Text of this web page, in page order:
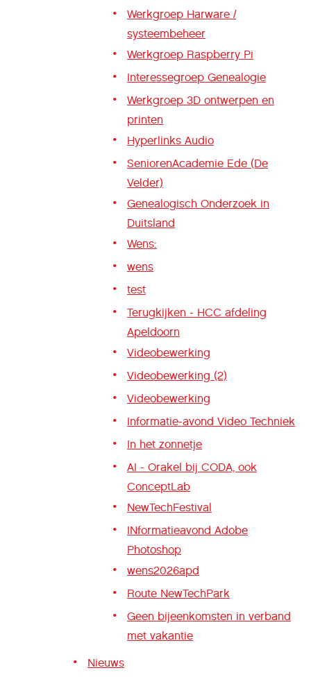
Werkgroep Harware /
systeembeheer
Werkgroep Raspberry Pi
Interessegroep Genealogie
Werkgroep 3D ontwerpen en
printen
Hyperlinks Audio
SeniorenAcademie Ede (De
Velder)
Genealogisch Onderzoek in
Duitsland
Wens:
wens
test
Terugkijken - HCC afdeling
Apeldoorn
Videobewerking
Videobewerking (2)
Videobewerking
Informatie-avond Video Techniek
In het zonnetje
AI - Orakel bij CODA, ook
ConceptLab
NewTechFestival
INformatieavond Adobe
Photoshop
wens2026apd
Route NewTechPark
Geen bijeenkomsten in verband
met vakantie
Nieuws